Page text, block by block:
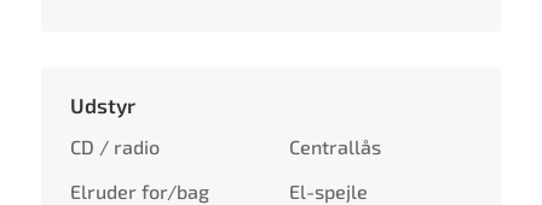
Udstyr
CD / radio
Centrallås
Elruder for/bag
El-spejle